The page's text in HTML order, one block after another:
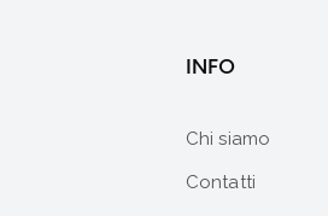
INFO
Chi siamo
Contatti